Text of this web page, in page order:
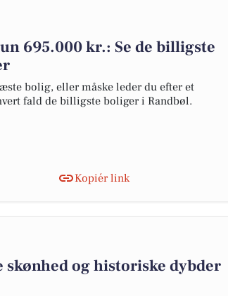
695.000 kr.: Se de billigste
bolig, eller måske leder du efter et
fald de billigste boliger i Randbøl.
Kopiér link
og historiske dybder